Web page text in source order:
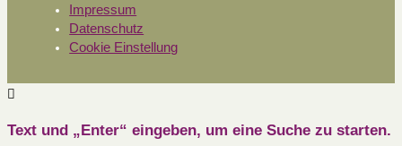
Impressum
Datenschutz
Cookie Einstellung
Text und „Enter“ eingeben, um eine Suche zu starten.